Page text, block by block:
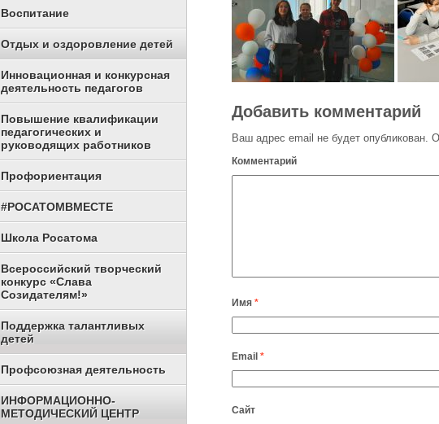
Добавить комментарий
Ваш адрес email не будет опубликован.
Комментарий
Имя *
Email *
Сайт
Воспитание
Отдых и оздоровление детей
Инновационная и конкурсная
деятельность педагогов
Повышение квалификации
педагогических и
руководящих работников
Профориентация
#РОСАТОМВМЕСТЕ
Школа Росатома
Всероссийский творческий
конкурс «Слава
Созидателям!»
Поддержка талантливых
детей
Профсоюзная деятельность
ИНФОРМАЦИОННО-
МЕТОДИЧЕСКИЙ ЦЕНТР